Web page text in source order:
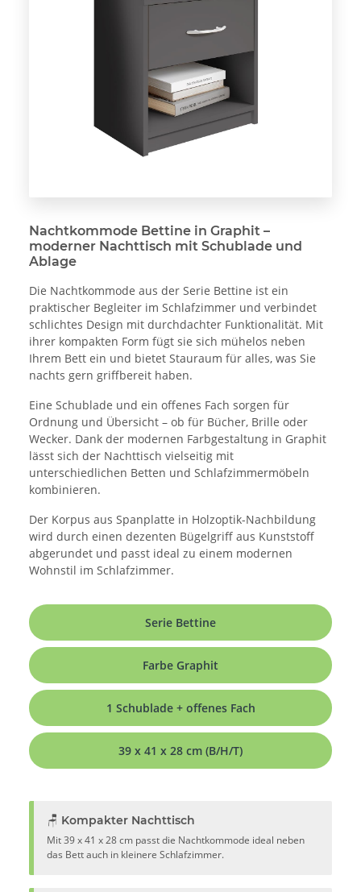
Nachtkommode Bettine in Graphit –
moderner Nachttisch mit Schublade und
Ablage
Die Nachtkommode aus der Serie Bettine ist ein
praktischer Begleiter im Schlafzimmer und verbindet
schlichtes Design mit durchdachter Funktionalität. Mit
ihrer kompakten Form fügt sie sich mühelos neben
Ihrem Bett ein und bietet Stauraum für alles, was Sie
nachts gern griffbereit haben.
Eine Schublade und ein offenes Fach sorgen für
Ordnung und Übersicht – ob für Bücher, Brille oder
Wecker. Dank der modernen Farbgestaltung in Graphit
lässt sich der Nachttisch vielseitig mit
unterschiedlichen Betten und Schlafzimmermöbeln
kombinieren.
Der Korpus aus Spanplatte in Holzoptik-Nachbildung
wird durch einen dezenten Bügelgriff aus Kunststoff
abgerundet und passt ideal zu einem modernen
Wohnstil im Schlafzimmer.
Serie Bettine
Farbe Graphit
1 Schublade + offenes Fach
39 x 41 x 28 cm (B/H/T)
🪑 Kompakter Nachttisch
Mit 39 x 41 x 28 cm passt die Nachtkommode ideal neben
das Bett auch in kleinere Schlafzimmer.